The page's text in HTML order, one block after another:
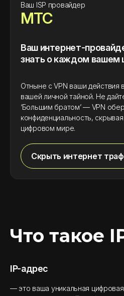
Ваш ISP провайдер
МТС
Ваш интернет-
знать о каждом вашем
Отныне с VPN ваши действия
вашей личной тайной. Не
‘Большим братом’ — VPN
конфиденциальность,
цифровом мире.
Скрыть интернет
Что такое
IP-адрес
— это ваша уникальная